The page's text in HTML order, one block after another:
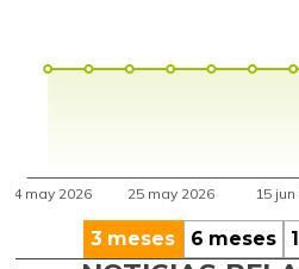
3 meses 6 meses